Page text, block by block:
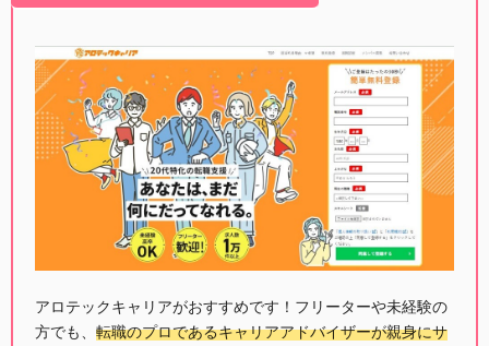
アロテックキャリアがおすすめです！フリーターや未経験の
方でも、 転職のプロであるキャリアアドバイザーが親身にサ